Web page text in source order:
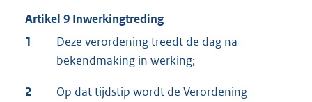
Artikel 9 Inwerkingtreding
1
Deze verordening treedt de dag na
bekendmaking in werking;
2
Op dat tijdstip wordt de Verordening